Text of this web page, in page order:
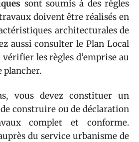
sont soumis à des règles
doivent être réalisés en
architecturales de
aussi consulter le Plan Local
les règles d’emprise au
plancher.
vous devez constituer un
construire ou de déclaration
complet et conforme.
du service urbanisme de